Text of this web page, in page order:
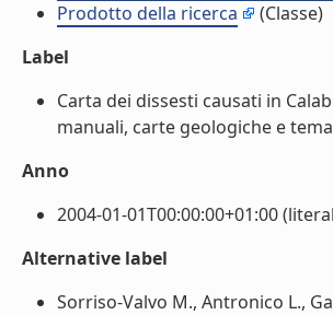
Prodotto della ricerca
(Classe)
Label
Carta dei dissesti causati in
manuali, carte geologiche e
Anno
2004-01-01T00:00:00+01:00
Alternative label
Sorriso-Valvo M., Antronico L.,